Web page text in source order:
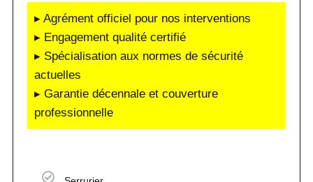
▸ Agrément officiel pour nos interventions
▸ Engagement qualité certifié
▸ Spécialisation aux normes de sécurité
actuelles
▸ Garantie décennale et couverture
professionnelle